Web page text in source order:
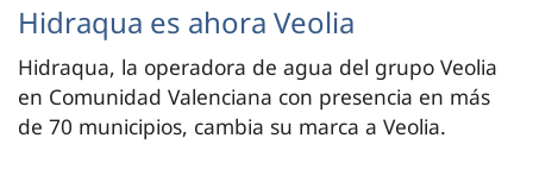
Hidraqua es ahora Veolia
Hidraqua, la operadora de agua del grupo Veolia
en Comunidad Valenciana con presencia en más
de 70 municipios, cambia su marca a Veolia.